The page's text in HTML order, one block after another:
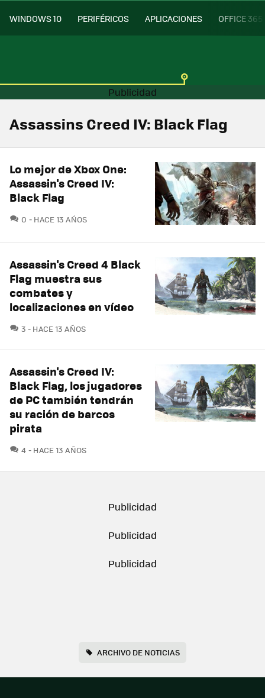
WINDOWS 10 PERIFÉRICOS APLICACIONES OFFICE 365
Assassins Creed IV: Black Flag
Lo mejor de Xbox One:
Assassin's Creed IV:
Black Flag
0 COMENTARIOS
HACE 13 AÑOS
Assassin's Creed 4 Black
Flag muestra sus
combates y
localizaciones en vídeo
3 COMENTARIOS
HACE 13 AÑOS
Assassin's Creed IV:
Black Flag, los jugadores
de PC también tendrán
su ración de barcos
pirata
4 COMENTARIOS
HACE 13 AÑOS
ARCHIVO DE NOTICIAS